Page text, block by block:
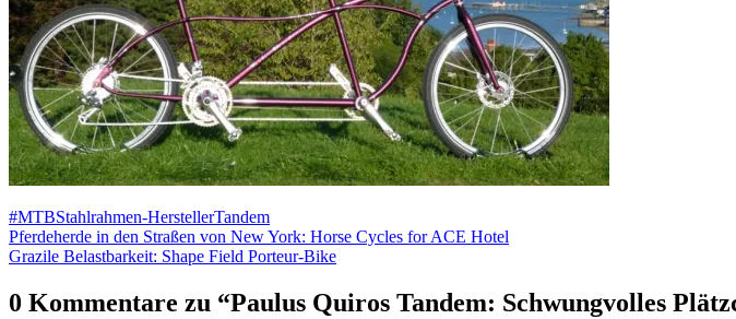
#MTBStahlrahmen-HerstellerTandem
Beitragsnavigation
Pferdeherde in den Straßen von New York: Horse Cycles for ACE Hotel
Grazile Belastbarkeit: Shape Field Porteur-Bike
0 Kommentare zu “Paulus Quiros Tandem: Schwungvolles